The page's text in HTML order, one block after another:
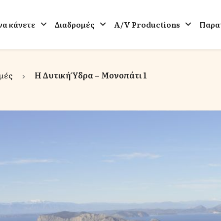
κάνετε Διαδρομές A/V Productions
Η Δυτική Ύδρα – Μονοπάτι 1